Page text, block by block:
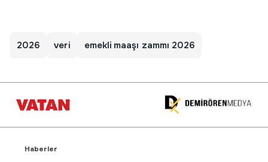
2026 veri emekli maaşı zammı 2026
Haberler